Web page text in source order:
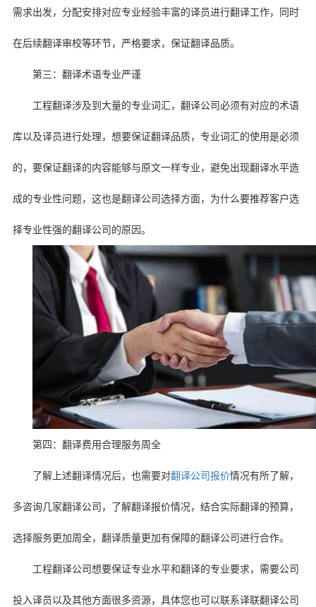
需求出发，分配安排对应专业经验丰富的译员进行翻译工作，同时
在后续翻译审校等环节，严格要求，保证翻译品质。
第三：翻译术语专业严谨
工程翻译涉及到大量的专业词汇，翻译公司必须有对应的术语
库以及译员进行处理，想要保证翻译品质，专业词汇的使用是必须
的，要保证翻译的内容能够与原文一样专业，避免出现翻译水平造
成的专业性问题，这也是翻译公司选择方面，为什么要推荐客户选
择专业性强的翻译公司的原因。
第四：翻译费用合理服务周全
了解上述翻译情况后，也需要对翻译公司报价情况有所了解，
多咨询几家翻译公司，了解翻译报价情况，结合实际翻译的预算，
选择服务更加周全，翻译质量更加有保障的翻译公司进行合作。
工程翻译公司想要保证专业水平和翻译的专业要求，需要公司
投入译员以及其他方面很多资源，具体您也可以联系译联翻译公司